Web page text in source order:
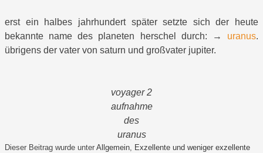
erst ein halbes jahrhundert später setzte sich der heute
bekannte name des planeten herschel durch: → uranus.
übrigens der vater von saturn und großvater jupiter.
voyager 2
aufnahme
des
uranus
Dieser Beitrag wurde unter Allgemein, Exzellente und weniger exzellente